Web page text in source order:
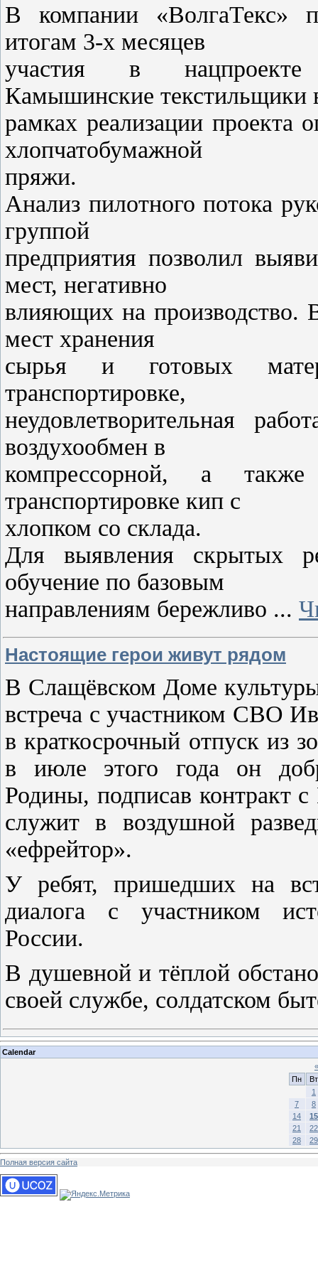
В компании «ВолгаТекс»
итогам 3-х месяцев
участия в нацпроекте
Камышинские текстильщики
рамках реализации проекта
хлопчатобумажной
пряжи.
Анализ пилотного потока
группой
предприятия позволил
мест, негативно
влияющих на производство.
мест хранения
сырья и готовых
транспортировке,
неудовлетворительная
воздухообмен в
компрессорной, а также
транспортировке кип с
хлопком со склада.
Для выявления скрытых
обучение по базовым
направлениям бережливо ...
Настоящие герои живут рядом
В Слащёвском Доме
встреча с участником СВО
в краткосрочный отпуск из
в июле этого года он
Родины, подписав
служит в воздушной
«ефрейтор».
У ребят, пришедших на
диалога с участником
России.
В душевной и тёплой
своей службе, солдатском
Calendar
«
Пн
Вт
1
7
8
14
15
21
22
28
29
Полная версия сайта